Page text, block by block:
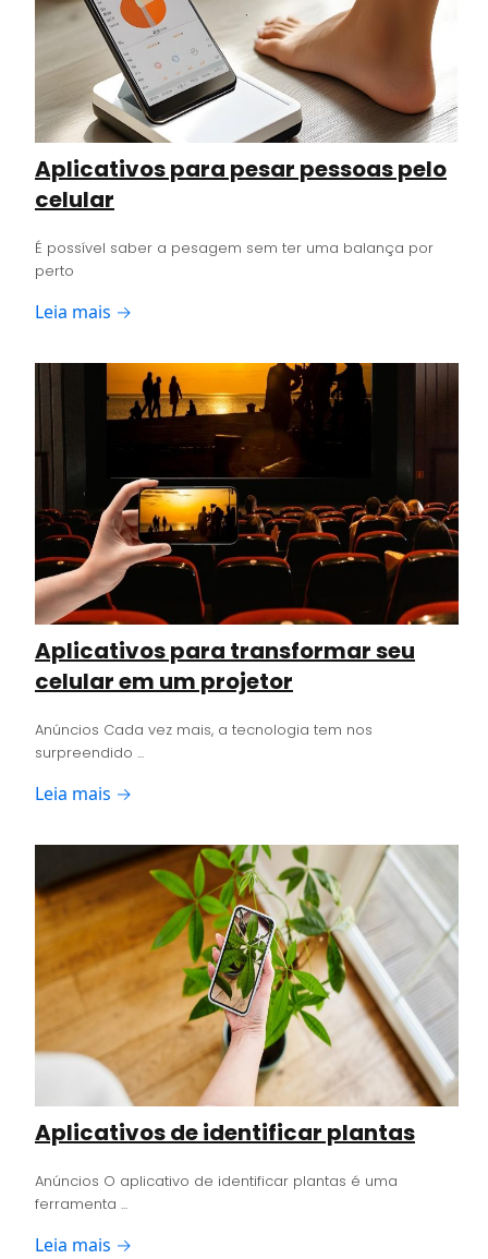
Aplicativos para pesar pessoas pelo
celular
É possível saber a pesagem sem ter uma balança por
perto
Leia mais →
Aplicativos para transformar seu
celular em um projetor
Anúncios Cada vez mais, a tecnologia tem nos
surpreendido ...
Leia mais →
Aplicativos de identificar plantas
Anúncios O aplicativo de identificar plantas é uma
ferramenta ...
Leia mais →